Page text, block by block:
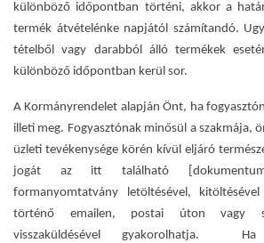
különböző időpontban történi, akkor a
termék átvételénke napjától számítandó.
tételből vagy darabból álló termékek
különböző időpontban kerül sor.
A Kormányrendelet alapján Önt, ha
illeti meg. Fogyasztónak minősül a szakmája,
üzleti tevékenysége körén kívül eljáró
jogát az itt található
formanyomtatvány letöltésével,
történő emailen, postai úton vagy
visszaküldésével gyakorolhatja.